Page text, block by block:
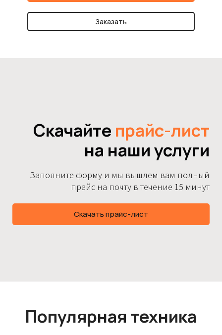
Заказать
Скачайте прайс-лист
на наши услуги
Заполните форму и мы вышлем вам полный
прайс на почту в течение 15 минут
Скачать прайс-лист
Популярная техника